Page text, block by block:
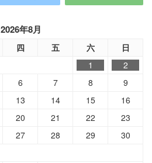
2026年8月
四 五 六 日
1
2
6 7 8
9
13 14 15
16
20 21 22
23
27 28 29
30